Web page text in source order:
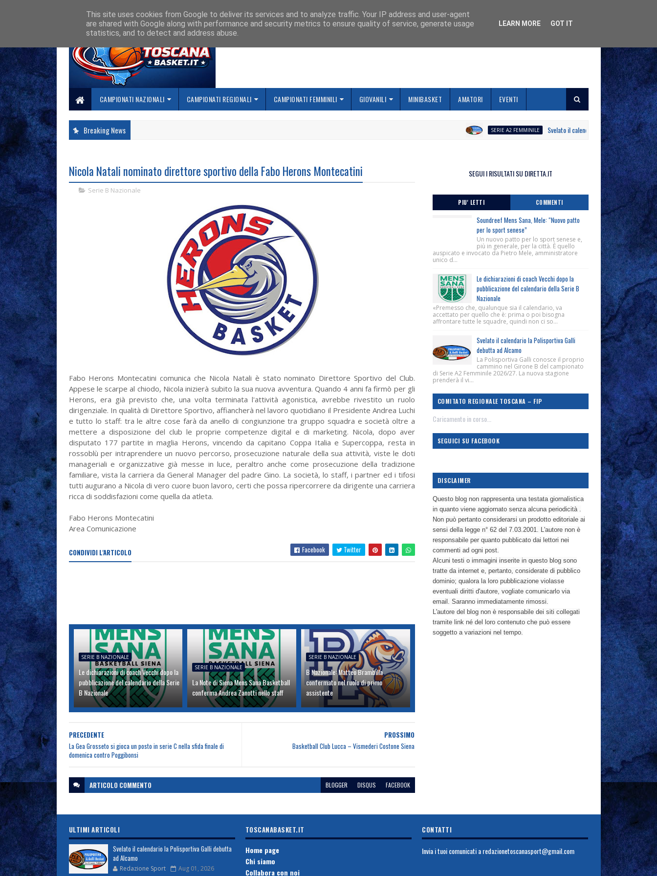
CAMPIONATI NAZIONALI CAMPIONATI REGIONALI CAMPIONATI FEMMINILI GIOVANILI MINIBASKET AMATORI EVENTI
Breaking News SERIE A2 FEMMINILE Svelato il calendario la Polisportiva Galli
Nicola Natali nominato direttore sportivo della Fabo Herons Montecatini
Serie B Nazionale
Fabo Herons Montecatini comunica che Nicola Natali è stato nominato Direttore Sportivo del Club.
Appese le scarpe al chiodo, Nicola inizierà subito la sua nuova avventura. Quando 4 anni fa firmò per gli
Herons, era già previsto che, una volta terminata l'attività agonistica, avrebbe rivestito un ruolo
dirigenziale. In qualità di Direttore Sportivo, affiancherà nel lavoro quotidiano il Presidente Andrea Luchi
e tutto lo staff: tra le altre cose farà da anello di congiunzione tra gruppo squadra e società oltre a
mettere a disposizione del club le proprie competenze digital e di marketing. Nicola, dopo aver
disputato 177 partite in maglia Herons, vincendo da capitano Coppa Italia e Supercoppa, resta in
rossoblù per intraprendere un nuovo percorso, prosecuzione naturale della sua attività, viste le doti
manageriali e organizzative già messe in luce, peraltro anche come prosecuzione della tradizione
familiare, vista la carriera da General Manager del padre Gino. La società, lo staff, i partner ed i tifosi
tutti augurano a Nicola di vero cuore buon lavoro, certi che possa ripercorrere da dirigente una carriera
ricca di soddisfazioni come quella da atleta.
Fabo Herons Montecatini
Area Comunicazione
CONDIVIDI L'ARTICOLO Facebook Twitter
SERIE B NAZIONALE
Le dichiarazioni di coach Vecchi dopo la
pubblicazione del calendario della Serie
B Nazionale
SERIE B NAZIONALE
La Note di Siena Mens Sana Basketball
conferma Andrea Zanotti nello staff
SERIE B NAZIONALE
B Nazionale: Matteo Brambilla
confermato nel ruolo di primo
assistente
PROSSIMO
Basketball Club Lucca – Vismederi Costone Siena
PRECEDENTE
La Gea Grosseto si gioca un posto in serie C nella sfida finale di
domenica contro Poggibonsi
ARTICOLO COMMENTO BLOGGER DISQUS FACEBOOK
SEGUI I RISULTATI SU DIRETTA.IT
PIU' LETTI COMMENTI
Soundreef Mens Sana, Mele: “Nuovo patto
per lo sport senese”
Un nuovo patto per lo sport senese e,
più in generale, per la città. È quello
auspicato e invocato da Pietro Mele, amministratore
unico d...
Le dichiarazioni di coach Vecchi dopo la
pubblicazione del calendario della Serie B
Nazionale
«Premesso che, qualunque sia il calendario, va
accettato per quello che è: prima o poi bisogna
affrontare tutte le squadre, quindi non ci so...
Svelato il calendario la Polisportiva Galli
debutta ad Alcamo
La Polisportiva Galli conosce il proprio
cammino nel Girone B del campionato
di Serie A2 Femminile 2026/27. La nuova stagione
prenderà il vi...
COMITATO REGIONALE TOSCANA – FIP
Caricamento in corso...
SEGUICI SU FACEBOOK
DISCLAIMER
Questo blog non rappresenta una testata giornalistica
in quanto viene aggiornato senza alcuna periodicità .
Non può pertanto considerarsi un prodotto editoriale ai
sensi della legge n° 62 del 7.03.2001. L'autore non è
responsabile per quanto pubblicato dai lettori nei
commenti ad ogni post.
Alcuni testi o immagini inserite in questo blog sono
tratte da internet e, pertanto, considerate di pubblico
dominio; qualora la loro pubblicazione violasse
eventuali diritti d'autore, vogliate comunicarlo via
email. Saranno immediatamente rimossi.
L'autore del blog non è responsabile dei siti collegati
tramite link né del loro contenuto che può essere
soggetto a variazioni nel tempo.
ULTIMI ARTICOLI
Svelato il calendario la Polisportiva Galli debutta
ad Alcamo
Redazione Sport Aug 01, 2026
TOSCANABASKET.IT
Home page
Chi siamo
Collabora con noi
CONTATTI
Invia i tuoi comunicati aredazionetoscanasport@gmail.com
This site uses cookies from Google to deliver its services and to analyze traffic. Your IP address and user-agent
are shared with Google along with performance and security metrics to ensure quality of service, generate usage
statistics, and to detect and address abuse.
LEARN MORE GOT IT